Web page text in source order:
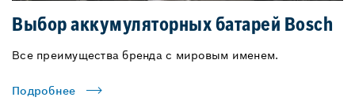
Выбор аккумуляторных батарей Bosch
Все преимущества бренда с мировым именем.
Подробнее